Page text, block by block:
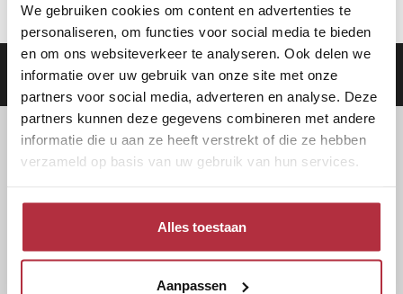
We gebruiken cookies om content en advertenties te
personaliseren, om functies voor social media te bieden
en om ons websiteverkeer te analyseren. Ook delen we
informatie over uw gebruik van onze site met onze
partners voor social media, adverteren en analyse. Deze
partners kunnen deze gegevens combineren met andere
informatie die u aan ze heeft verstrekt of die ze hebben
verzameld op basis van uw gebruik van hun services.
Alles toestaan
Aanpassen
Aanbod| Keukens |Levering|Garantie|Privacy Beleid